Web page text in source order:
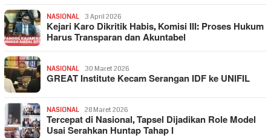
NASIONAL 3 April 2026
Kejari Karo Dikritik Habis, Komisi III: Proses Hukum
Harus Transparan dan Akuntabel
NASIONAL 30 Maret 2026
GREAT Institute Kecam Serangan IDF ke UNIFIL
NASIONAL 28 Maret 2026
Tercepat di Nasional, Tapsel Dijadikan Role Model
Usai Serahkan Huntap Tahap I